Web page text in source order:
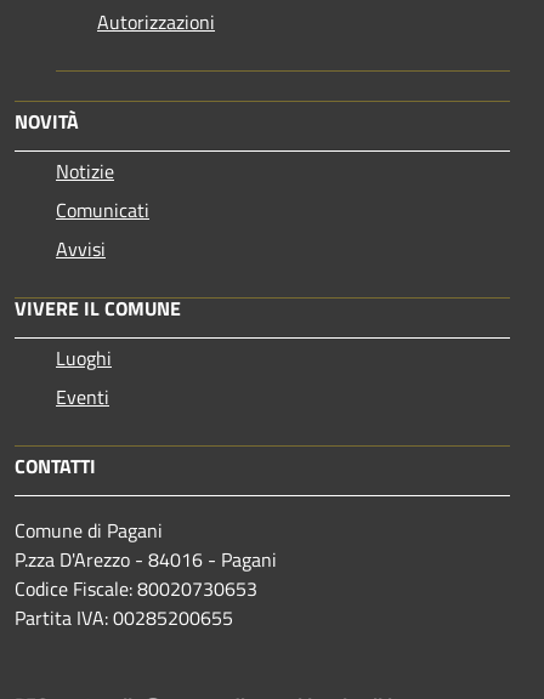
Autorizzazioni
NOVITÀ
Notizie
Comunicati
Avvisi
VIVERE IL COMUNE
Luoghi
Eventi
CONTATTI
Comune di Pagani
P.zza D'Arezzo - 84016 - Pagani
Codice Fiscale: 80020730653
Partita IVA: 00285200655